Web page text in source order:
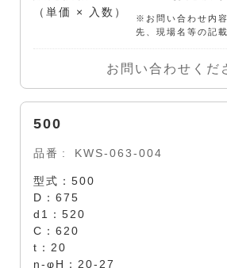
（単価 × 入数）
※お問い合わせ内
先、現場名等の記
お問い合わせくだ
500
品番 KWS-063-004
型式：500
D：675
d1：520
C：620
t：20
n-φH：20-27